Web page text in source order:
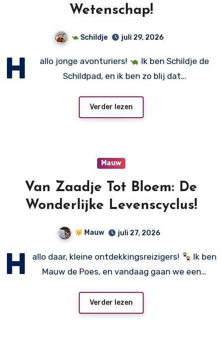
Wetenschap!
Schildje juli 29, 2026
H allo jonge avonturiers!
Ik ben Schildje de
Schildpad, en ik ben zo blij dat…
Verder lezen
Mauw
Van Zaadje Tot Bloem: De
Wonderlijke Levenscyclus!
Mauw juli 27, 2026
H allo daar, kleine ontdekkingsreizigers!
Ik ben
Mauw de Poes, en vandaag gaan we een…
Verder lezen